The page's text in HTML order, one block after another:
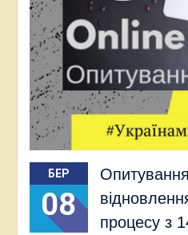
БЕР
08
процесу з